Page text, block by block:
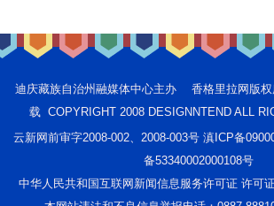
迪庆藏族自治州融媒体中心主办 香格里拉网版
载 COPYRIGHT 2008 DESIGNNTEND ALL
云新网前审字2008-002、2008-003号 滇ICP备
备53340002000108号
中华人民共和国互联网新闻信息服务许可证 许可